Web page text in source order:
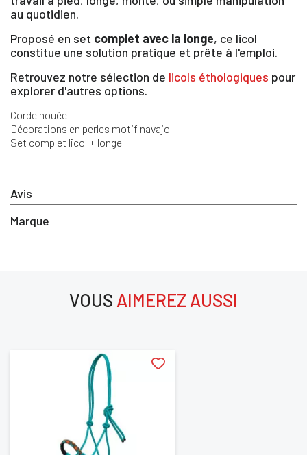
Avis
Marque
au quotidien.
Proposé en set complet avec la longe, ce licol
constitue une solution pratique et prête à l'emploi.
Retrouvez notre sélection de licols éthologiques pour
explorer d'autres options.
Corde nouée
Décorations en perles motif navajo
Set complet licol + longe
VOUS AIMEREZ AUSSI
×
Vous devez être connecté pour enregistrer des
produits dans votre liste d'envie